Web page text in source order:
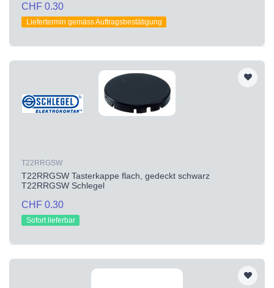
CHF 0.30
Liefertermin gemäss Auftragsbestätigung
T22RRGSW
T22RRGSW Tasterkappe flach, gedeckt schwarz
T22RRGSW Schlegel
CHF 0.30
Sofort lieferbar